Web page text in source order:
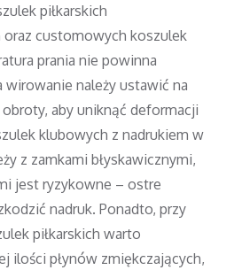
piłkarskich
customowych koszulek
prania nie powinna
wirowanie należy ustawić na
aby uniknąć deformacji
klubowych z nadrukiem w
z zamkami błyskawicznymi,
jest ryzykowne – ostre
nadruk. Ponadto, przy
piłkarskich warto
ilości płynów zmiękczających,